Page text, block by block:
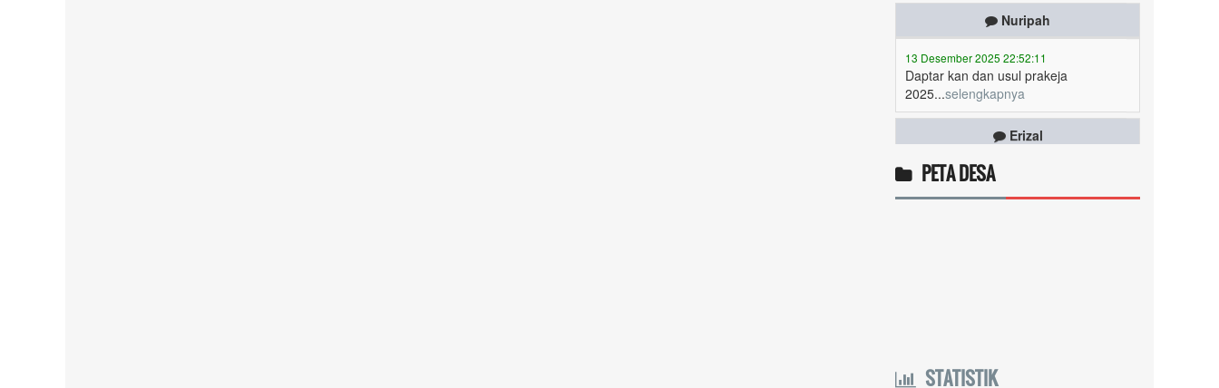
13 Desember 2025 22:52:11
Daptar kan dan usul prakeja
2025...selengkapnya
Erizal
09 Desember 2025 13:48:42
Token listrik...selengkapnya
PETA DESA
STATISTIK